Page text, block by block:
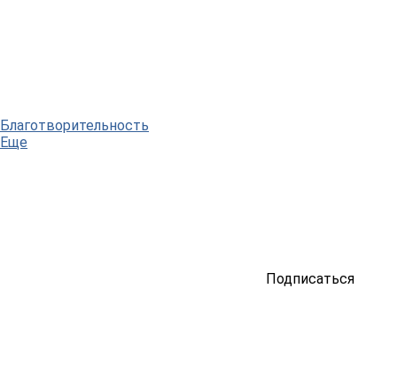
Благотворительность
Еще
Подписаться